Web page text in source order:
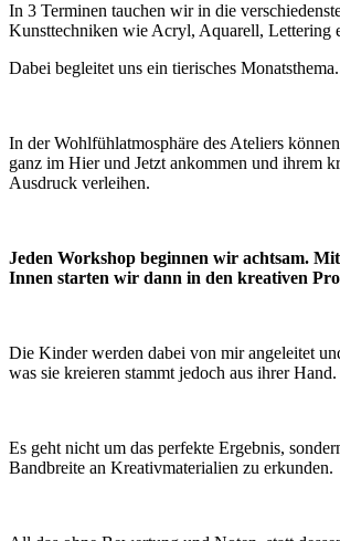
In 3 Terminen tauchen wir in die
Kunsttechniken wie Acryl, Aquarell, Lettering
Dabei begleitet uns ein tierisches Monatsthema.
In der Wohlfühlatmosphäre des Ateliers
ganz im Hier und Jetzt ankommen und ihrem
Ausdruck verleihen.
Jeden Workshop beginnen wir achtsam.
Innen starten wir dann in den kreativen
Die Kinder werden dabei von mir angeleitet
was sie kreieren stammt jedoch aus ihrer Hand.
Es geht nicht um das perfekte Ergebnis,
Bandbreite an Kreativmaterialien zu erkunden.